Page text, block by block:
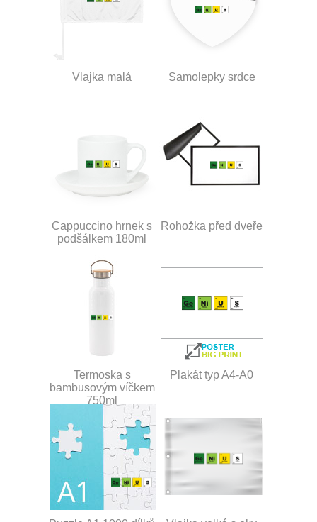
Vlajka malá Samolepky srdce
Cappuccino hrnek s
podšálkem 180ml
Rohožka před dveře
Termoska s
bambusovým víčkem
750ml
Plakát typ A4-A0